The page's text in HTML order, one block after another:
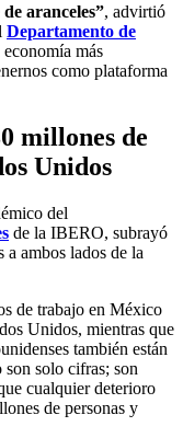
aranceles”, advirtió
Departamento de
más
como plataforma
millones de
Unidos
del
de la IBERO, subrayó
ambos lados de la
de trabajo en México
Unidos, mientras que
también están
solo cifras; son
cualquier deterioro
de personas y